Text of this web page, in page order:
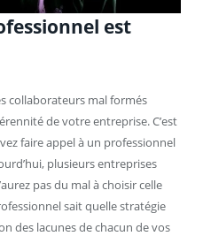
est
collaborateurs mal formés
de votre entreprise. C’est
faire appel à un professionnel
plusieurs entreprises
pas du mal à choisir celle
sait quelle stratégie
des lacunes de chacun de vos